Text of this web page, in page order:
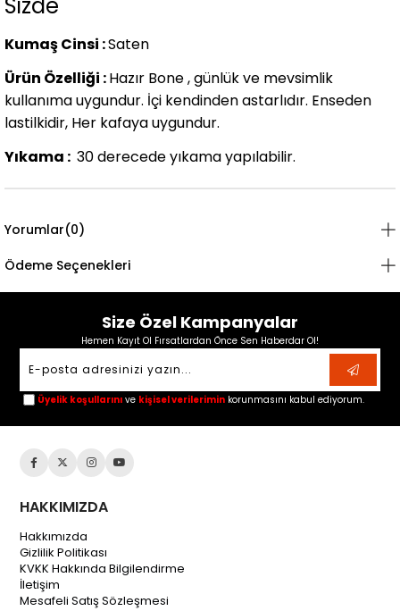
Sizde
Kumaş Cinsi :Saten
Ürün Özelliği :Hazır Bone , günlük ve mevsimlik
kullanıma uygundur. İçi kendinden astarlıdır. Enseden
lastilkidir, Her kafaya uygundur.
Yıkama : 30 derecede yıkamayapılabilir.
Yorumlar(0)
Ödeme Seçenekleri
Size Özel Kampanyalar
Hemen Kayıt Ol Fırsatlardan Önce Sen Haberdar Ol!
Üyelik koşullarını ve kişisel verilerimin korunmasını kabul ediyorum.
HAKKIMIZDA
Hakkımızda
Gizlilik Politikası
KVKK Hakkında Bilgilendirme
İletişim
Mesafeli Satış Sözleşmesi